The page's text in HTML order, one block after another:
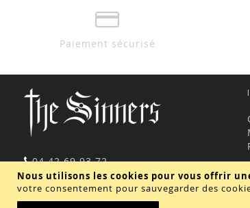
Nous utilisons les cookies pour vous offrir
votre consentement pour sauvegarder des
Paiement sécurisé
04 42 69 93 72
contact@thesinners.fr